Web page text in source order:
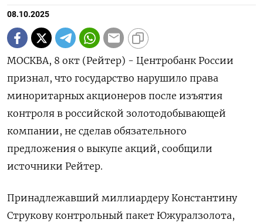
08.10.2025
МОСКВА, 8 окт (Рейтер) - Центробанк России
признал, что государство нарушило права
миноритарных акционеров после изъятия
контроля в российской золотодобывающей
компании, не сделав обязательного
предложения о выкупе акций, сообщили
источники Рейтер.
Принадлежавший миллиардеру Константину
Струкову контрольный пакет Южуралзолота,